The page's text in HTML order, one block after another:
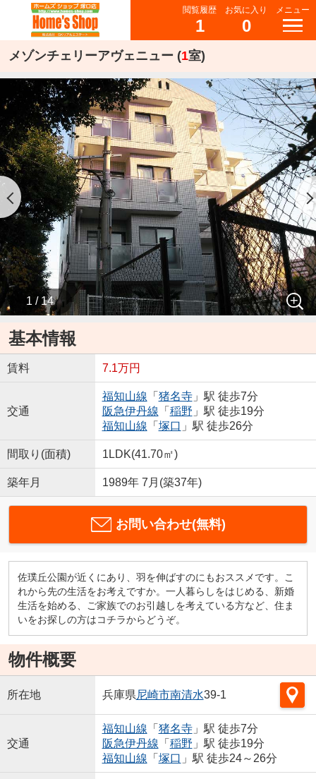
閲覧履歴
1
お気に入り
0
メニュー
メゾンチェリーアヴェニュー (1室)
1 / 14
基本情報
賃料 7.1万円
交通
福知山線 「 猪名寺」駅 徒歩7分
阪急伊丹線 「 稲野 」駅 徒歩19分
福知山線 「 塚口 」駅 徒歩26分
間取り(面積) 1LDK(41.70㎡)
築年月 1989年 7月(築37年)
お問い合わせ(無料)
佐璞丘公園が近くにあり、羽を伸ばすのにもおススメです。こ
れから先の生活をお考えですか。一人暮らしをはじめる、新婚
生活を始める、ご家族でのお引越しを考えている方など、住ま
いをお探しの方はコチラからどうぞ。
物件概要
所在地 兵庫県尼崎市南清水39-1
交通
福知山線 「 猪名寺」駅 徒歩7分
阪急伊丹線 「 稲野 」駅 徒歩19分
福知山線 「 塚口 」駅 徒歩24～26分